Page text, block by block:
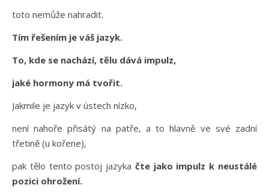
toto nemůže nahradit.
Tím řešením je váš jazyk.
To, kde se nachází, tělu dává impulz,
jaké hormony má tvořit.
Jakmile je jazyk v ústech nízko,
není nahoře přisátý na patře, a to hlavně ve své zadní
třetině (u kořene),
pak tělo tento postoj jazyka čte jako impulz k neustálé
pozici ohrožení.